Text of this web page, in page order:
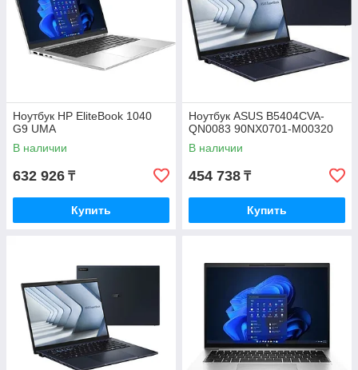
Ноутбук HP EliteBook 1040
G9 UMA
В наличии
632 926 ₸
Купить
Ноутбук ASUS B5404CVA-
QN0083 90NX0701-M00320
В наличии
454 738 ₸
Купить